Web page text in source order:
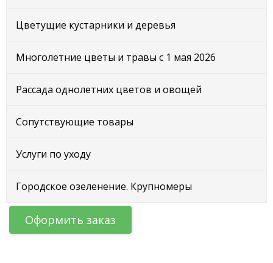
Цветущие кустарники и деревья
Многолетние цветы и травы с 1 мая 2026
Рассада однолетних цветов и овощей
Сопутствующие товары
Услуги по уходу
Городское озеленение. Крупномеры
Оформить заказ